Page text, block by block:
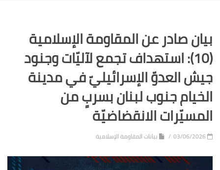
بيان صادر عن المقاومة الإسلامية
(10): استهداف تجمع لآليّات وجنود
جيش العدوّ الإسرائيليّ في مدينة
الخيام جنوب لبنان بسربٍ من
المسيّرات الانقضاضيّة
بيانات المقاومة الإسلامية